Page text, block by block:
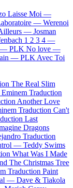
Laisse Moi —
— Werenoi
— Josman
1 2 3 4 —
— PLK No love —
— PLK Avec Toi
The Real Slim
Eminem Traduction
Another Love
Traduction Can't
Last
Dragons
Traduction
— Teddy Swims
What Was I Made
The Christmas Tree
Traduction Paint
— Dave & Tiakola